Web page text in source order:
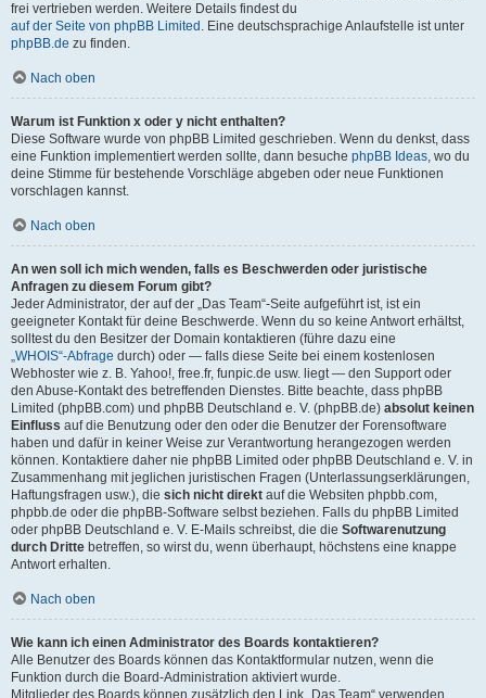
frei vertrieben werden. Weitere Details findest du
auf der Seite von phpBB Limited . Eine deutschsprachige Anlaufstelle ist unter
phpBB.de zu finden.
Nach oben
Warum ist Funktion x oder y nicht enthalten?
Diese Software wurde von phpBB Limited geschrieben. Wenn du denkst, dass
eine Funktion implementiert werden sollte, dann besuche phpBB Ideas, wo du
deine Stimme für bestehende Vorschläge abgeben oder neue Funktionen
vorschlagen kannst.
Nach oben
An wen soll ich mich wenden, falls es Beschwerden oder juristische
Anfragen zu diesem Forum gibt?
Jeder Administrator, der auf der „Das Team“-Seite aufgeführt ist, ist ein
geeigneter Kontakt für deine Beschwerde. Wenn du so keine Antwort erhältst,
solltest du den Besitzer der Domain kontaktieren (führe dazu eine
„WHOIS“-Abfrage durch) oder — falls diese Seite bei einem kostenlosen
Webhoster wie z. B. Yahoo!, free.fr, funpic.de usw. liegt — den Support oder
den Abuse-Kontakt des betreffenden Dienstes. Bitte beachte, dass phpBB
Limited (phpBB.com) und phpBB Deutschland e. V. (phpBB.de) absolut keinen
Einfluss auf die Benutzung oder den oder die Benutzer der Forensoftware
haben und dafür in keiner Weise zur Verantwortung herangezogen werden
können. Kontaktiere daher nie phpBB Limited oder phpBB Deutschland e. V. in
Zusammenhang mit jeglichen juristischen Fragen (Unterlassungserklärungen,
Haftungsfragen usw.), die sich nicht direkt auf die Websiten phpbb.com,
phpbb.de oder die phpBB-Software selbst beziehen. Falls du phpBB Limited
oder phpBB Deutschland e. V. E-Mails schreibst, die die Softwarenutzung
durch Dritte betreffen, so wirst du, wenn überhaupt, höchstens eine knappe
Antwort erhalten.
Nach oben
Wie kann ich einen Administrator des Boards kontaktieren?
Alle Benutzer des Boards können das Kontaktformular nutzen, wenn die
Funktion durch die Board-Administration aktiviert wurde.
Mitglieder des Boards können zusätzlich den Link „Das Team“ verwenden.